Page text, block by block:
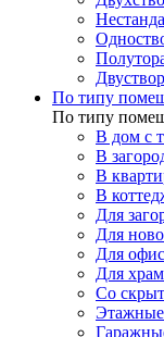
По типу
По типу
В дом с
В
В
В
Для
Для
Для
Для
Со
Этажные